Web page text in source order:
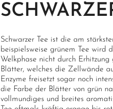
Schwarzer Tee ist die am
beispielsweise grünem Tee wird
Welkphase nicht durch
Blätter, welches die Zellwände
Enzyme freisetzt sogar noch
die Farbe der Blätter von grün
vollmundiges und breites